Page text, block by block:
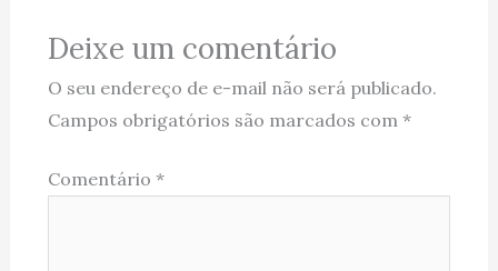
Deixe um comentário
O seu endereço de e-mail não será publicado.
Campos obrigatórios são marcados com *
Comentário *